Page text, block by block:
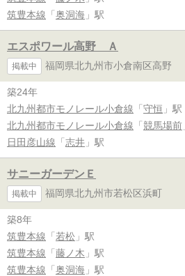
筑豊本線 「 奥洞海 」駅
エスポワール高野 Ａ
掲載中 福岡県北九州市小倉南区高野
築24年
北九州都市モノレール小倉線 「 守恒 」駅
北九州都市モノレール小倉線 「 競馬場前
日田彦山線 「 志井 」駅
サニーガーデンＥ
掲載中 福岡県北九州市若松区浜町
築8年
筑豊本線 「 若松 」駅
筑豊本線 「 藤ノ木 」駅
筑豊本線 「 奥洞海 」駅